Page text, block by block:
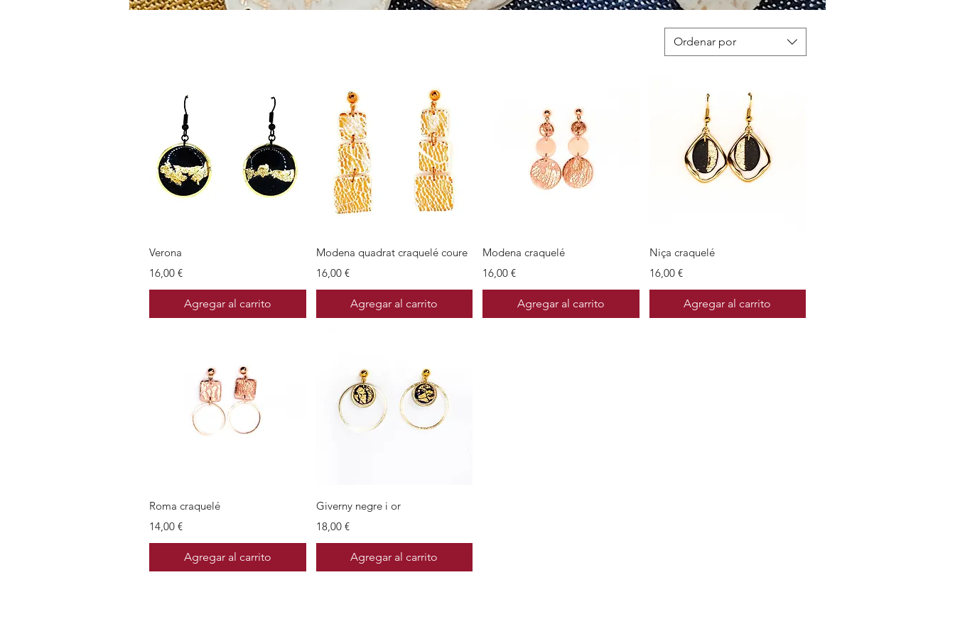
Ordenar por
Verona
Precio
16,00 €
Agregar al carrito
Vista rápida
Modena quadrat craquelé coure
Precio
16,00 €
Agregar al carrito
Vista rápida
Modena craquelé
Precio
16,00 €
Agregar al carrito
Vista rápida
Niça craquelé
Precio
16,00 €
Agregar al carrito
Vista rápida
Roma craquelé
Precio
14,00 €
Agregar al carrito
Vista rápida
Giverny negre i or
Precio
18,00 €
Agregar al carrito